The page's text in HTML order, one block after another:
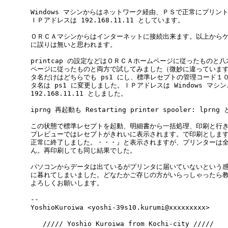
Windows マシンからはネットワーク経由、ＰＳで正常にプリン
ＩＰアドレスは 192.168.11.11 としています。
ＯＲＣＡマシンからはインターネットに接続出来ます。以上から
に誤りは無いと思われます。
printcap の設定などはＯＲＣＡホームページに従ったものと八
ページに従ったものと両方で試してみました（微妙に違っていま
タ名だけはどちらでも ps1 にし、標準レセプトの管理コード１
タ名は ps1 に変更しました。ＩＰアドレスは Windows マシ
192.168.11.11 としました。
iprng 再起動も Restarting printer spooler: lprng と表
この状態で標準レセプトを起動、明細書から一括処理、印刷と行
プレビューではレセプトがきれいに表示されます。で印刷としま
正常に終了しました。・・・』と表示されますが、プリンターは
ん。再印刷しても同じ結果でした。
パソコンからデータは出ているがプリンタに届いていないという
に暮れてしまいました。どなたかご存じの方がいらっしゃったら
よろしくお願いします。
--
YoshioKuroiwa <yoshi-39s10.kurumi@xxxxxxxxx>
   ///// Yoshio Kuroiwa from Kochi-city /////